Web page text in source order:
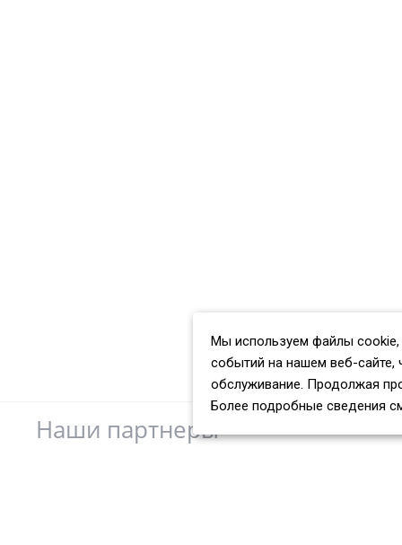
Наши партнеры
Мы используем файлы cookie,
событий на нашем веб-сайте,
обслуживание. Продолжая
Более подробные сведения